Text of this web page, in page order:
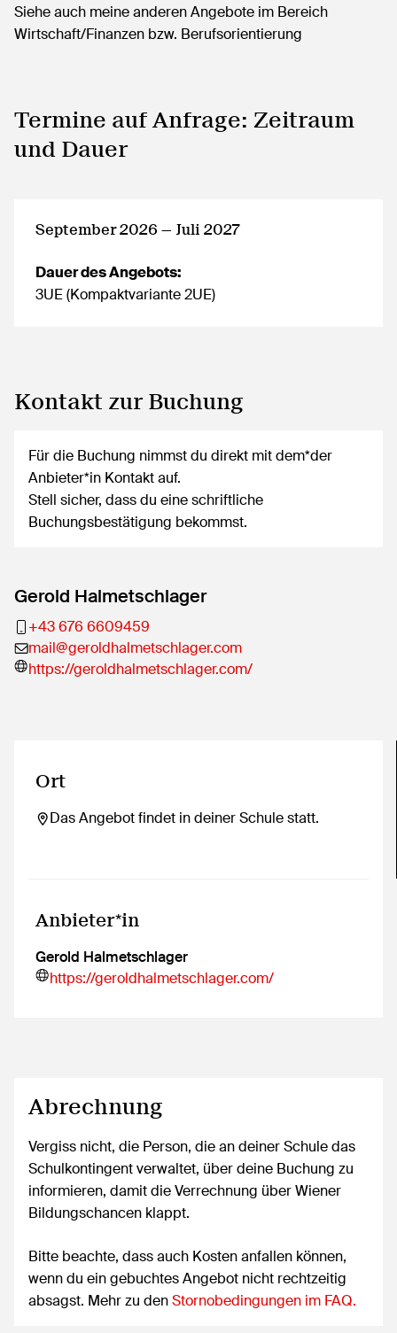
Siehe auch meine anderen Angebote im Bereich
Wirtschaft/Finanzen bzw. Berufsorientierung
Termine auf Anfrage: Zeitraum
und Dauer
September 2026 — Juli 2027
Dauer des Angebots:
3UE (Kompaktvariante 2UE)
Kontakt zur Buchung
Für die Buchung nimmst du direkt mit dem*der
Anbieter*in Kontakt auf.
Stell sicher, dass du eine schriftliche
Buchungsbestätigung bekommst.
Gerold Halmetschlager
+43 676 6609459
mail@geroldhalmetschlager.com
https://geroldhalmetschlager.com/
Ort
Das Angebot findet in deiner Schule statt.
Anbieter*in
Gerold Halmetschlager
https://geroldhalmetschlager.com/
Abrechnung
Vergiss nicht, die Person, die an deiner Schule das
Schulkontingent verwaltet, über deine Buchung zu
informieren, damit die Verrechnung über Wiener
Bildungschancen klappt.
Bitte beachte, dass auch Kosten anfallen können,
wenn du ein gebuchtes Angebot nicht rechtzeitig
absagst. Mehr zu denStornobedingungen im FAQ.